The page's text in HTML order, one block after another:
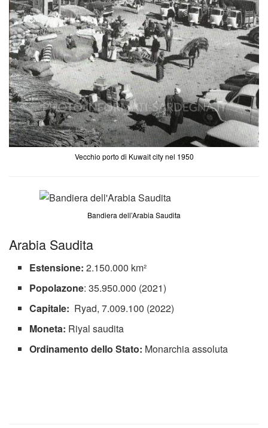
Vecchio porto di Kuwait city nel 1950
Bandiera dell’Arabia Saudita
Arabia Saudita
Estensione: 2.150.000 km²
Popolazone: 35.950.000 (2021)
Capitale: Ryad, 7.009.100 (2022)
Moneta: Riyal saudita
Ordinamento dello Stato: Monarchia assoluta